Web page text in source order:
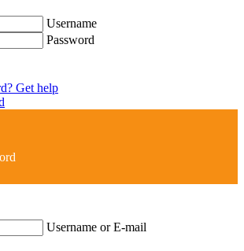
Username
Password
Get help
Username or E-mail